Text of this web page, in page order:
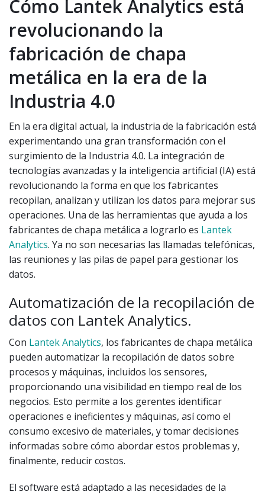
Cómo Lantek Analytics está
revolucionando la
fabricación de chapa
metálica en la era de la
Industria 4.0
En la era digital actual, la industria de la fabricación está
experimentando una gran transformación con el
surgimiento de la Industria 4.0. La integración de
tecnologías avanzadas y la inteligencia artificial (IA) está
revolucionando la forma en que los fabricantes
recopilan, analizan y utilizan los datos para mejorar sus
operaciones. Una de las herramientas que ayuda a los
fabricantes de chapa metálica a lograrlo es Lantek
Analytics. Ya no son necesarias las llamadas telefónicas,
las reuniones y las pilas de papel para gestionar los
datos.
Automatización de la recopilación de
datos con Lantek Analytics.
Con Lantek Analytics, los fabricantes de chapa metálica
pueden automatizar la recopilación de datos sobre
procesos y máquinas, incluidos los sensores,
proporcionando una visibilidad en tiempo real de los
negocios. Esto permite a los gerentes identificar
operaciones e ineficientes y máquinas, así como el
consumo excesivo de materiales, y tomar decisiones
informadas sobre cómo abordar estos problemas y,
finalmente, reducir costos.
El software está adaptado a las necesidades de la